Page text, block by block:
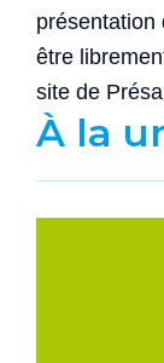
présentation
être
site de
À la